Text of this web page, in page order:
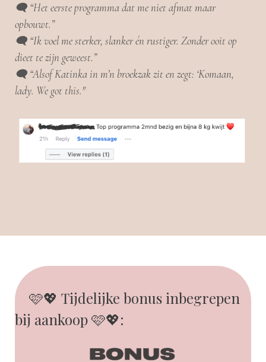
🗨️ “Het eerste programma dat me niet afmat maar
opbouwt.”
🗨️ “Ik voel me sterker, slanker én rustiger. Zonder ooit op
dieet te zijn geweest.”
🗨️ “Alsof Katinka in m’n broekzak zit en zegt: ‘Komaan,
lady. We got this."
🩷💖 Tijdelijke bonus inbegrepen
bij aankoop 🩷💖: